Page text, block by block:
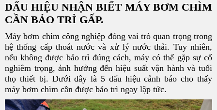
DẤU HIỆU NHẬN BIẾT MÁY BƠM CHÌM
CẦN BẢO TRÌ GẤP.
Máy bơm chìm công nghiệp đóng vai trò quan trọng trong
hệ thống cấp thoát nước và xử lý nước thải. Tuy nhiên,
nếu không được bảo trì đúng cách, máy có thể gặp sự cố
nghiêm trọng, ảnh hưởng đến hiệu suất vận hành và tuổi
thọ thiết bị. Dưới đây là 5 dấu hiệu cảnh báo cho thấy
máy bơm chìm cần được bảo trì ngay lập tức.